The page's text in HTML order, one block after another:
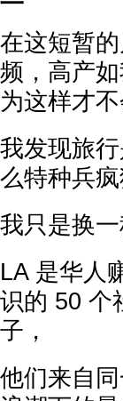
在这短暂
频，高产
为这样才
我发现旅
么特种兵
我只是换一
LA 是华人
识的 50 个
子，
他们来自